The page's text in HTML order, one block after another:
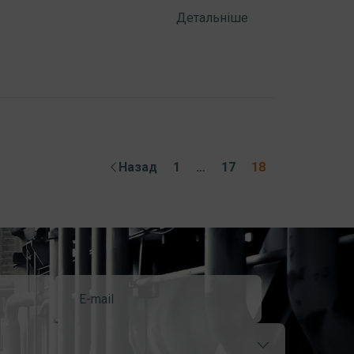
Детальніше
Назад 1 … 17 18